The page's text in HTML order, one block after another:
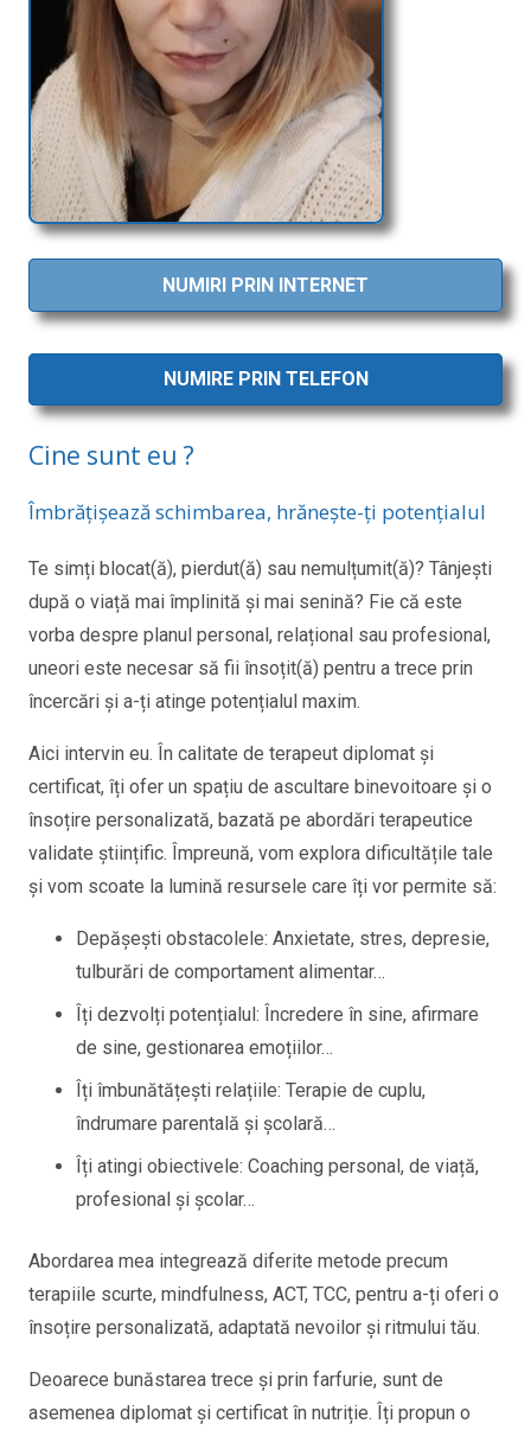
Cine sunt eu ?
Îmbrățișează schimbarea, hrănește-ți potențialul
Te simți blocat(ă), pierdut(ă) sau nemulțumit(ă)? Tânjești
după o viață mai împlinită și mai senină? Fie că este
vorba despre planul personal, relațional sau profesional,
uneori este necesar să fii însoțit(ă) pentru a trece prin
încercări și a-ți atinge potențialul maxim.
Aici intervin eu. În calitate de terapeut diplomat și
certificat, îți ofer un spațiu de ascultare binevoitoare și o
însoțire personalizată, bazată pe abordări terapeutice
validate științific. Împreună, vom explora dificultățile tale
și vom scoate la lumină resursele care îți vor permite să:
Depășești obstacolele: Anxietate, stres, depresie,
tulburări de comportament alimentar…
Îți dezvolți potențialul: Încredere în sine, afirmare
de sine, gestionarea emoțiilor…
Îți îmbunătățești relațiile: Terapie de cuplu,
îndrumare parentală și școlară…
Îți atingi obiectivele: Coaching personal, de viață,
profesional și școlar…
Abordarea mea integrează diferite metode precum
terapiile scurte, mindfulness, ACT, TCC, pentru a-ți oferi o
însoțire personalizată, adaptată nevoilor și ritmului tău.
Deoarece bunăstarea trece și prin farfurie, sunt de
asemenea diplomat și certificat în nutriție. Îți propun o
NUMIRI PRIN INTERNET
NUMIRE PRIN TELEFON